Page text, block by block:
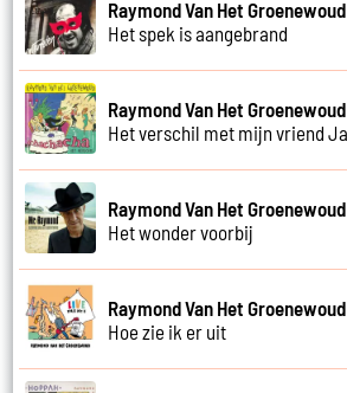
Raymond Van Het Groenewoud
Het spek is aangebrand
Raymond Van Het Groenewoud
Het verschil met mijn vriend
Raymond Van Het Groenewoud
Het wonder voorbij
Raymond Van Het Groenewoud
Hoe zie ik er uit